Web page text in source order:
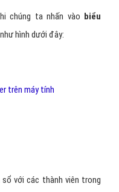
chúng ta nhấn vào biểu
hình dưới đây:
với các thành viên trong